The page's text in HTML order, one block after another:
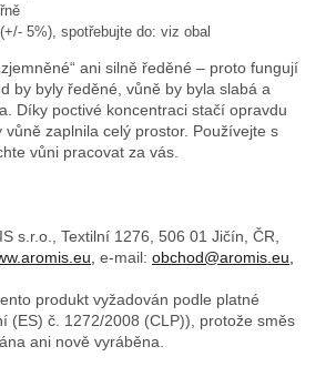
5%), spotřebujte do: viz obal
ani silně ředěné – proto fungují
by byly ředěné, vůně by byla slabá a
Díky poctivé koncentraci stačí opravdu
vůně zaplnila celý prostor. Používejte s
vůni pracovat za vás.
s.r.o., Textilní 1276, 506 01 Jičín, ČR,
e-mail: obchod@aromis.eu,
produkt vyžadován podle platné
(ES) č. 1272/2008 (CLP)), protože směs
ani nově vyráběna.